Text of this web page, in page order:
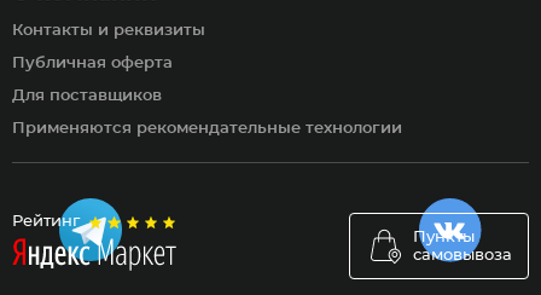
Рейтинг
Пункты
самовывоза
Контакты и реквизиты
Публичная оферта
Для поставщиков
Применяются рекомендательные технологии